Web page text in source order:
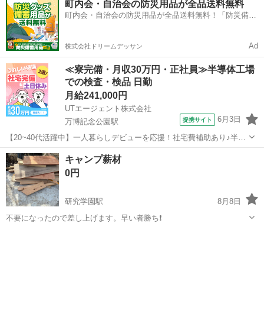
町内会・自治会の防災用品が全品送料無料
町内会・自治会の防災用品が全品送料無料！「防災備蓄
株式会社ドリームデッサン Ad
≪寮完備・月収30万円・正社員≫半導体工場
での検査・検品 日勤
月給241,000円
UTエージェント株式会社
万博記念公園駅
提携サイト 6月3日
【20~40代活躍中】一人暮らしデビューを応援！社宅費補助あり♪半導
体製造装置の組立・検査作業★月収30万円可！《Jczu1C》 詳細情報
◇◆半導体製造装置の組立・検査作業◆◇ 未経験の方歓迎！ 半導体製
造装置や精密...
茨城 つくば市 万博記念公園駅
キャンプ薪材
0円
研究学園駅
8月8日
不要になったので差し上げます。早い者勝ち❗️